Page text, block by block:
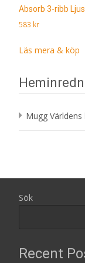
Absorb 3-ribb
583 kr
Läs mera & köp
Mugg
Sök
Recent